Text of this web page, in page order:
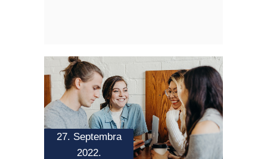
27. Septembra
2022.